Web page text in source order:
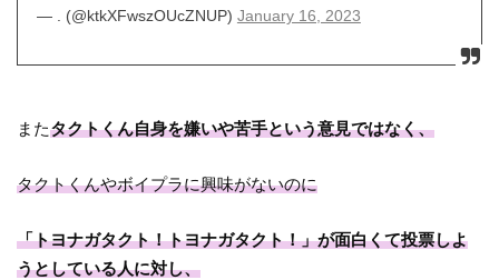
— . (@ktkXFwszOUcZNUP) January 16, 2023
またタクトくん自身を嫌いや苦手という意見ではなく、
タクトくんやボイプラに興味がないのに
「トヨナガタクト！トヨナガタクト！」が面白くて投票しよ
うとしている人に対し、